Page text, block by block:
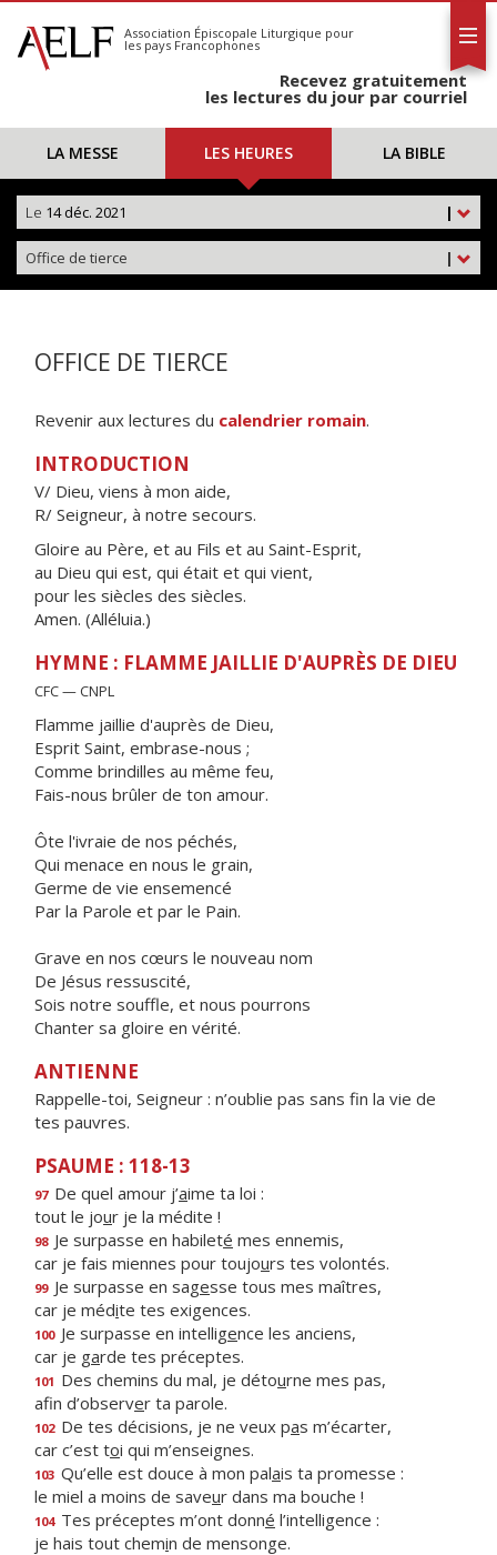
S'abonner
Calendrier
Association Épiscopale Liturgique pour
les pays Francophones
Recevez gratuitement
les lectures du jour par courriel
LA MESSE LES HEURES LA BIBLE
|
Le 14 déc. 2021
|
Office de tierce
OFFICE DE TIERCE
Revenir aux lectures du calendrier romain.
INTRODUCTION
V/ Dieu, viens à mon aide,
R/ Seigneur, à notre secours.
Gloire au Père, et au Fils et au Saint-Esprit,
au Dieu qui est, qui était et qui vient,
pour les siècles des siècles.
Amen. (Alléluia.)
HYMNE : FLAMME JAILLIE D'AUPRÈS DE DIEU
CFC — CNPL
Flamme jaillie d'auprès de Dieu,
Esprit Saint, embrase-nous ;
Comme brindilles au même feu,
Fais-nous brûler de ton amour.
Ôte l'ivraie de nos péchés,
Qui menace en nous le grain,
Germe de vie ensemencé
Par la Parole et par le Pain.
Grave en nos cœurs le nouveau nom
De Jésus ressuscité,
Sois notre souffle, et nous pourrons
Chanter sa gloire en vérité.
ANTIENNE
Rappelle-toi, Seigneur : n’oublie pas sans fin la vie de
tes pauvres.
PSAUME : 118-13
97 De quel amour j’aime ta loi :
tout le jour je la médite !
98 Je surpasse en habileté mes ennemis,
car je fais miennes pour toujours tes volontés.
99 Je surpasse en sagesse tous mes maîtres,
car je médite tes exigences.
100 Je surpasse en intelligence les anciens,
car je garde tes préceptes.
101 Des chemins du mal, je détourne mes pas,
afin d’observer ta parole.
102 De tes décisions, je ne veux pas m’écarter,
car c’est toi qui m’enseignes.
103 Qu’elle est douce à mon palais ta promesse :
le miel a moins de saveur dans ma bouche !
104 Tes préceptes m’ont donné l’intelligence :
je hais tout chemin de mensonge.